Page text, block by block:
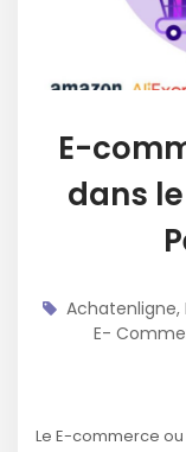
E-
dans
Achatenligne,
E-
Le E-commerce